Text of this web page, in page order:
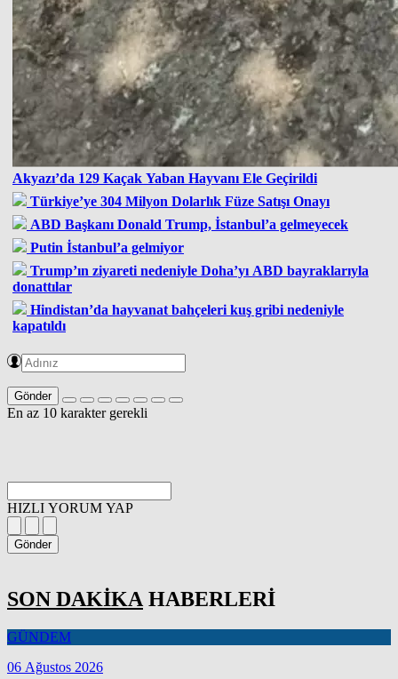
Akyazı’da 129 Kaçak Yaban Hayvanı Ele Geçirildi
Türkiye’ye 304 Milyon Dolarlık Füze Satışı Onayı
ABD Başkanı Donald Trump, İstanbul’a gelmeyecek
Putin İstanbul’a gelmiyor
Trump’ın ziyareti nedeniyle Doha’yı ABD bayraklarıyla
donattılar
Hindistan’da hayvanat bahçeleri kuş gribi nedeniyle
kapatıldı
Gönder
En az 10 karakter gerekli
HIZLI YORUM YAP
Gönder
SON DAKİKA HABERLERİ
GÜNDEM
06 Ağustos 2026